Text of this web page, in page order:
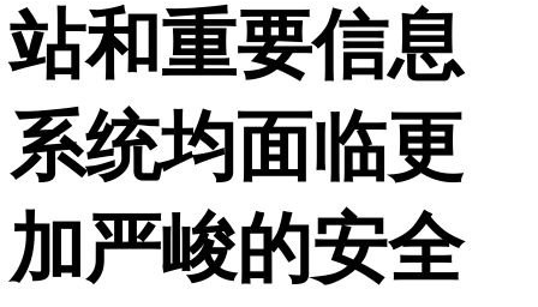
站和重要信息
系统均面临更
加严峻的安全